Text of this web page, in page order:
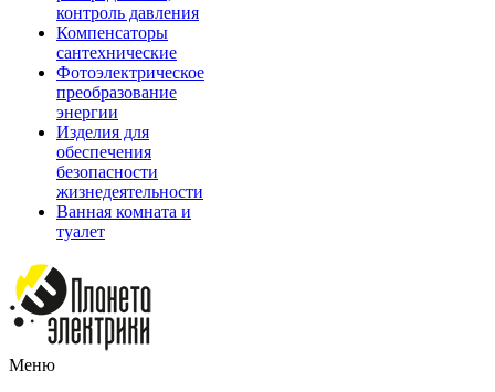
контроль давления
Компенсаторы
сантехнические
Фотоэлектрическое
преобразование
энергии
Изделия для
обеспечения
безопасности
жизнедеятельности
Ванная комната и
туалет
Меню